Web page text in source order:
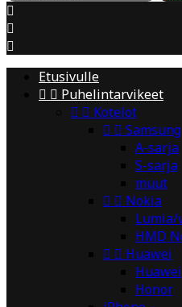



Etusivulle
  Puhelintarvikeet
  Kotelot
  Samsung
A-sarja
S-sarja
muut
  Nokia
HMD
  Huawei
Huawei
Honor